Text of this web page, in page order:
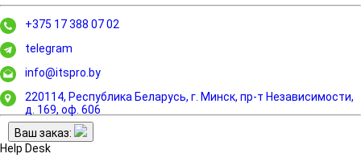
+375 17 388 07 02
telegram
info@itspro.by
220114, Республика Беларусь, г. Минск, пр-т Независимости,
д. 169, оф. 606
Ваш заказ:
Help Desk